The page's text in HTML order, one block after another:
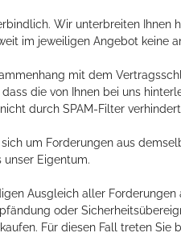
Wir unterbreiten Ihnen
im jeweiligen Angebot keine
mit dem
die von Ihnen bei uns
durch SPAM-Filter
um Forderungen aus
Eigentum.
Ausgleich aller
oder
Für diesen Fall treten Sie